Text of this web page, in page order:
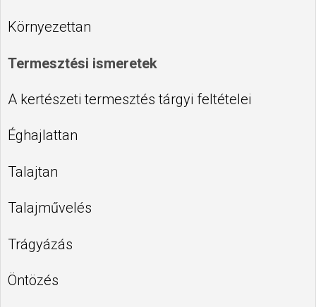
Környezettan
Termesztési ismeretek
A kertészeti termesztés tárgyi feltételei
Éghajlattan
Talajtan
Talajművelés
Trágyázás
Öntözés